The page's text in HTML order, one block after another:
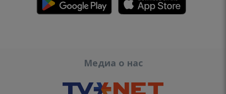
Медиа о нас